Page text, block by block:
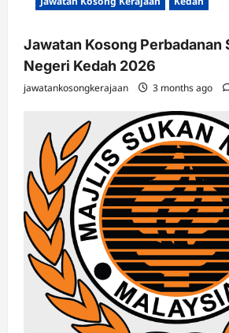
Jawatan Kosong Perbadanan
Negeri Kedah 2026
jawatankosongkerajaan 3 months ago